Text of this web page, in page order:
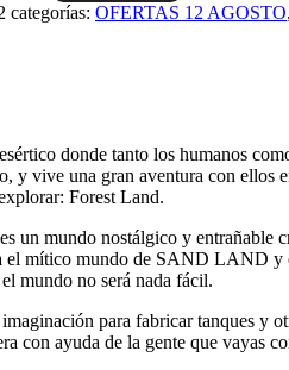
categorías: OFERTAS 12 AGOSTO,
donde tanto los humanos
y vive una gran aventura con ellos
Forest Land.
un mundo nostálgico y entrañable
el mítico mundo de SAND LAND y
mundo no será nada fácil.
para fabricar tanques y
con ayuda de la gente que vayas